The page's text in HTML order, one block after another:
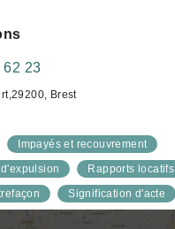
62 23
Brest
Impayés et recouvrement
Rapports locatifs
Signification d'acte